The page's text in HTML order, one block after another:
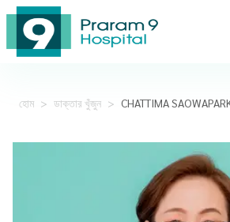
হোম > ডাক্তার খুঁজুন > CHATTIMA